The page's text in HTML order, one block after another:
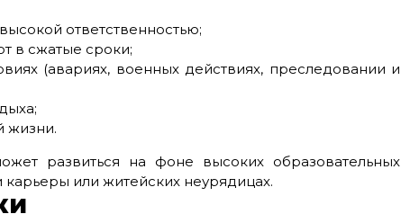
ответственностью;
в сжатые сроки;
(авариях, военных действиях, преследовании и
жизни.
развиться на фоне высоких образовательных
или житейских неурядицах.